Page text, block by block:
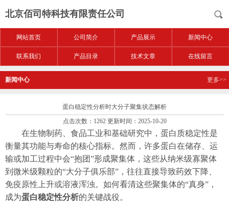
北京佰司特科技有限责任公司
网站首页 公司简介 产品展示 新闻中心
联系我们 产品目录 技术文章 在线留言
新闻中心 更多>>
蛋白稳定性分析时大分子聚集状态解析
点击次数：1262 更新时间：2025-10-20
在生物制药、食品工业和基础研究中，蛋白质稳定性是
衡量其功能与寿命的核心指标。然而，许多蛋白在储存、运
输或加工过程中会“抱团”形成聚集体，这些从纳米级寡聚体
到微米级颗粒的“大分子俱乐部”，往往直接导致药效下降、
免疫原性上升或溶液浑浊。如何看清这些聚集体的“真身”，
成为蛋白稳定性分析的关键战役。